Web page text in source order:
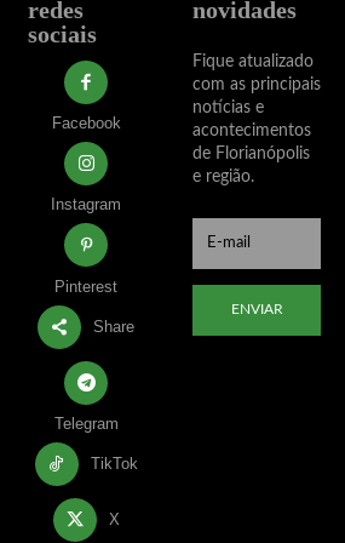
redes
sociais
Facebook
Instagram
Pinterest
Share
Telegram
TikTok
X
novidades
Fique atualizado
com as principais
notícias e
acontecimentos
de Florianópolis
e região.
ENVIAR